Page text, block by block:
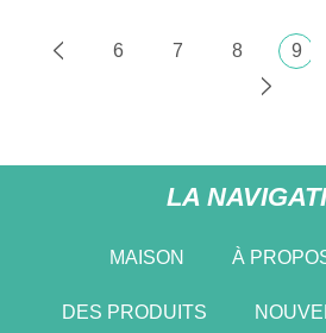
6 7 8 9
LA
MAISON À
DES PRODUITS